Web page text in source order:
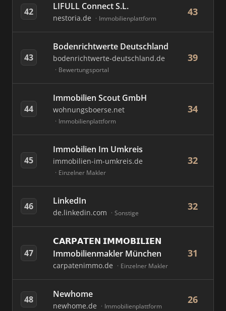
42 LIFULL Connect S.L.
nestoria.de Immobilienplattform
43
43
Bodenrichtwerte Deutschland
bodenrichtwerte-deutschland.de
Bewertungsportal
39
44
Immobilien Scout GmbH
wohnungsboerse.net
Immobilienplattform
34
45
Immobilien Im Umkreis
immobilien-im-umkreis.de
Einzelner Makler
32
46 LinkedIn
de.linkedin.com Sonstige
32
47
𝗖𝗔𝗥𝗣𝗔𝗧𝗘𝗡 𝗜𝗠𝗠𝗢𝗕𝗜𝗟𝗜𝗘𝗡
Immobilienmakler München
carpatenimmo.de Einzelner Makler
31
48 Newhome
newhome.de Immobilienplattform
26